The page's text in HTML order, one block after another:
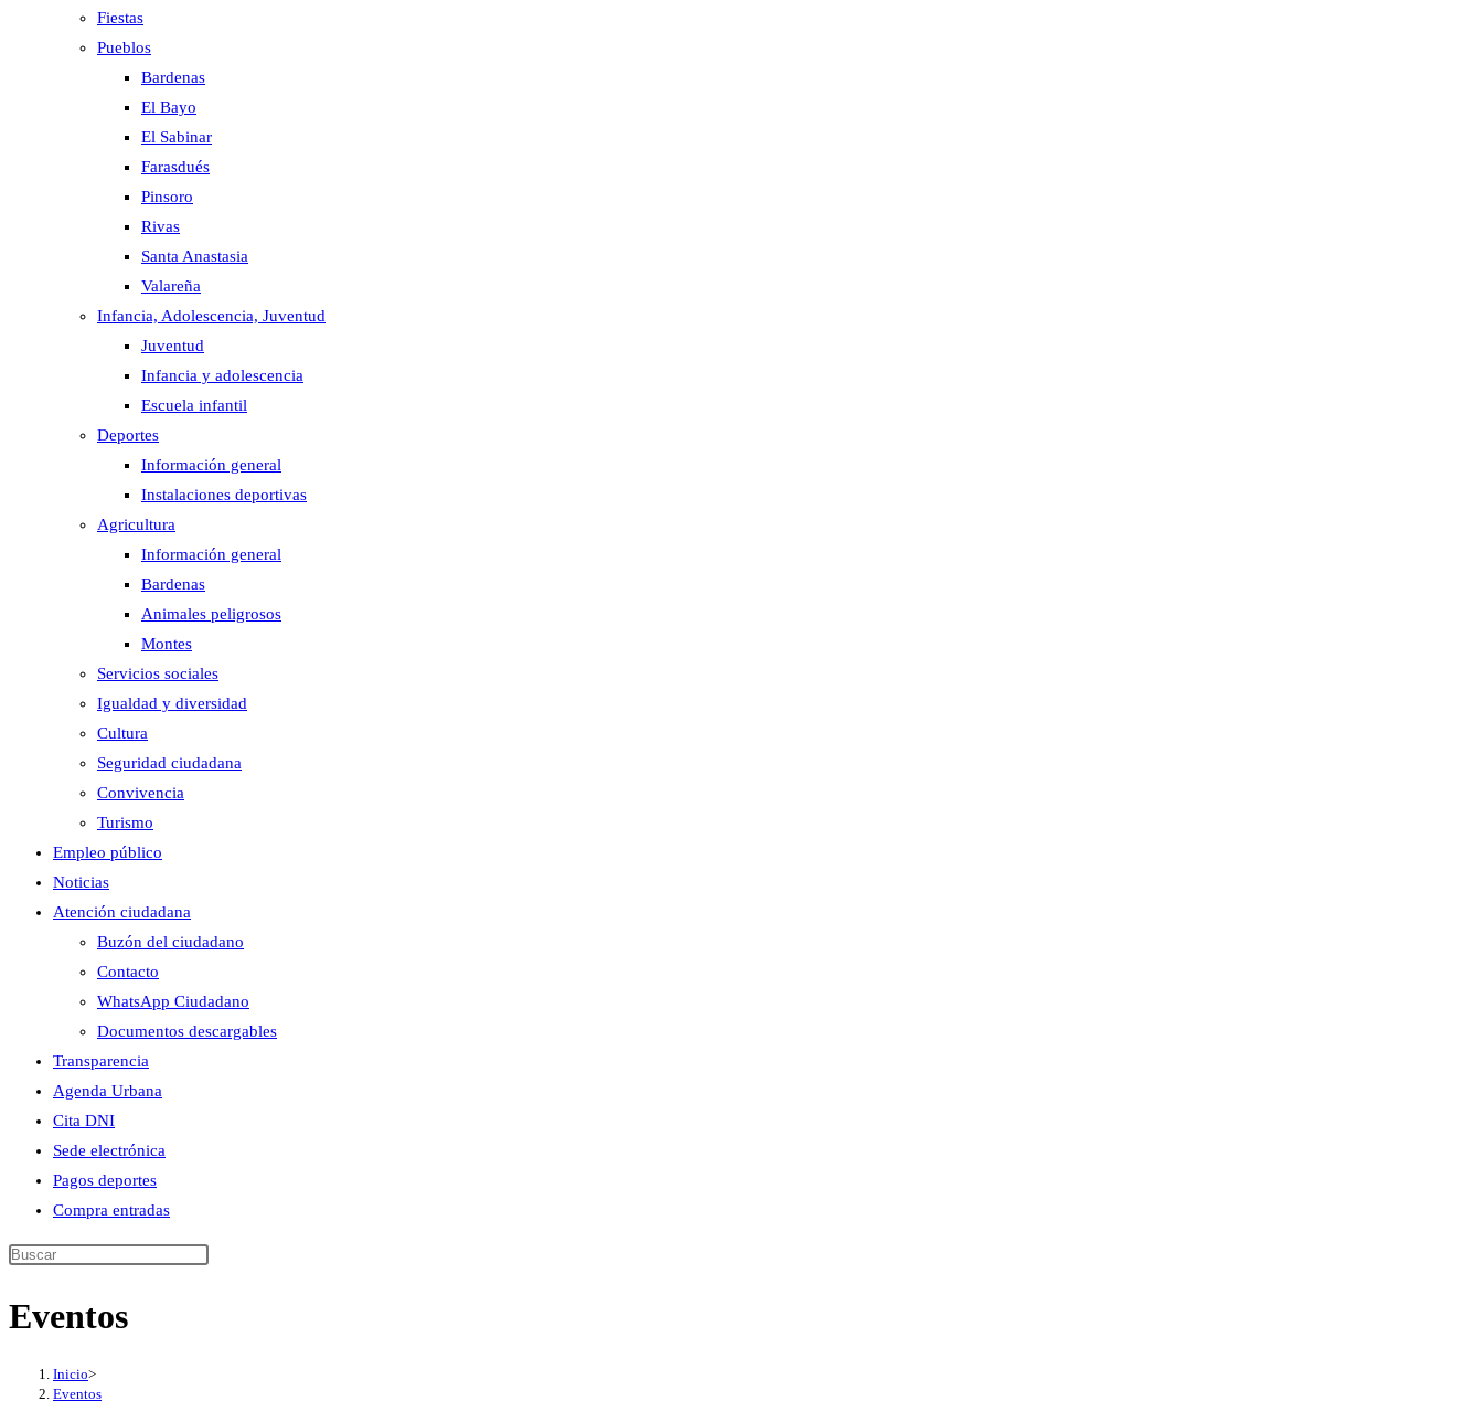
Fiestas
Pueblos
Bardenas
El Bayo
El Sabinar
Farasdués
Pinsoro
Rivas
Santa Anastasia
Valareña
Infancia, Adolescencia, Juventud
Juventud
Infancia y adolescencia
Escuela infantil
Deportes
Información general
Instalaciones deportivas
Agricultura
Información general
Bardenas
Animales peligrosos
Montes
Servicios sociales
Igualdad y diversidad
Cultura
Seguridad ciudadana
Convivencia
Turismo
Empleo público
Noticias
Atención ciudadana
Buzón del ciudadano
Contacto
WhatsApp Ciudadano
Documentos descargables
Transparencia
Agenda Urbana
Cita DNI
Sede electrónica
Pagos deportes
Compra entradas
Buscar
esta
Eventos
Inicio>
Eventos